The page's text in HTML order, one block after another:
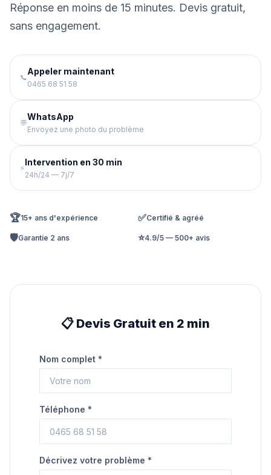
Réponse en moins de 15 minutes. Devis gratuit,
sans engagement.
📞
Appeler maintenant
0465 68 51 58
💬
WhatsApp
Envoyez une photo du problème
⚡
Intervention en 30 min
24h/24 — 7j/7
🏆15+ ans d'expérience ✅Certifié & agréé
🛡️Garantie 2 ans ⭐4.9/5 — 500+ avis
📋 Devis Gratuit en 2 min
Nom complet *
Téléphone *
Décrivez votre problème *